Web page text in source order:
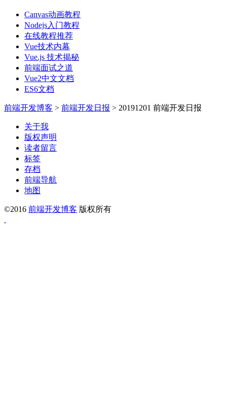
Canvas动画教程
Nodejs入门教程
在线教程推荐
Vue技术内幕
Vue.js 技术揭秘
前端面试之道
Vue2中文文档
ES6文档
前端开发博客 > 前端开发日报 > 20191201 前端开发日报
关于我
版权声明
读者留言
标签
存档
前端导航
地图
©2016 前端开发博客 版权所有